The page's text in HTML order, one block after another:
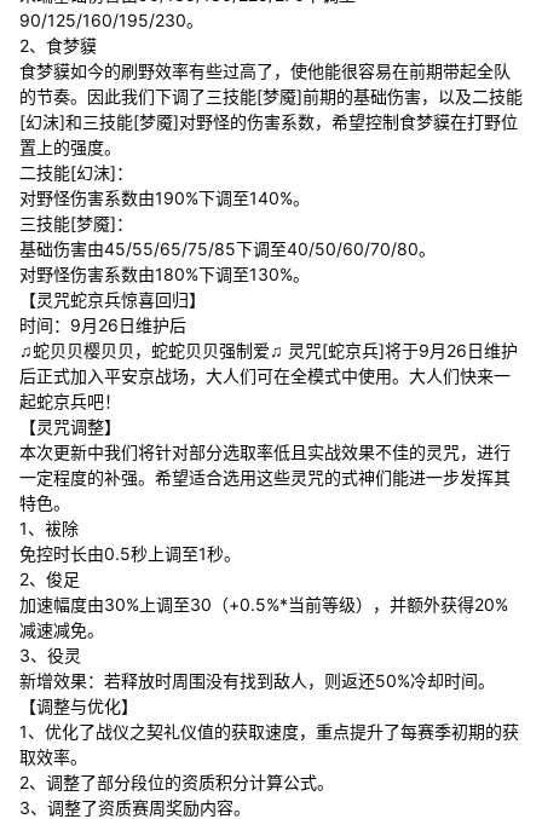
90/125/160/195/230。
2、食梦貘
食梦貘如今的刷野效率有些过高了，使他能很容易在前期带起全队
的节奏。因此我们下调了三技能[梦魇]前期的基础伤害，以及二技能
[幻沫]和三技能[梦魇]对野怪的伤害系数，希望控制食梦貘在打野位
置上的强度。
二技能[幻沫]：
对野怪伤害系数由190%下调至140%。
三技能[梦魇]：
基础伤害由45/55/65/75/85下调至40/50/60/70/80。
对野怪伤害系数由180%下调至130%。
【灵咒蛇京兵惊喜回归】
时间：9月26日维护后
♫蛇贝贝樱贝贝，蛇蛇贝贝强制爱♫ 灵咒[蛇京兵]将于9月26日维护
后正式加入平安京战场，大人们可在全模式中使用。大人们快来一
起蛇京兵吧！
【灵咒调整】
本次更新中我们将针对部分选取率低且实战效果不佳的灵咒，进行
一定程度的补强。希望适合选用这些灵咒的式神们能进一步发挥其
特色。
1、袚除
免控时长由0.5秒上调至1秒。
2、俊足
加速幅度由30%上调至30（+0.5%*当前等级），并额外获得20%
减速减免。
3、役灵
新增效果：若释放时周围没有找到敌人，则返还50%冷却时间。
【调整与优化】
1、优化了战仪之契礼仪值的获取速度，重点提升了每赛季初期的获
取效率。
2、调整了部分段位的资质积分计算公式。
3、调整了资质赛周奖励内容。